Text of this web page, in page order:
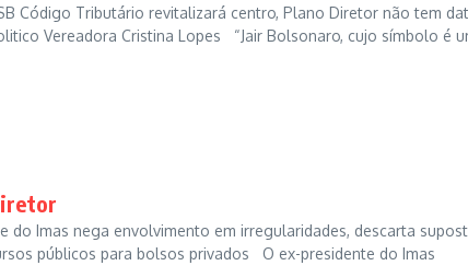
Código Tributário revitalizará centro, Plano Diretor não tem
Vereadora Cristina Lopes “Jair Bolsonaro, cujo símbolo é
do Imas nega envolvimento em irregularidades, descarta
públicos para bolsos privados O ex-presidente do Imas